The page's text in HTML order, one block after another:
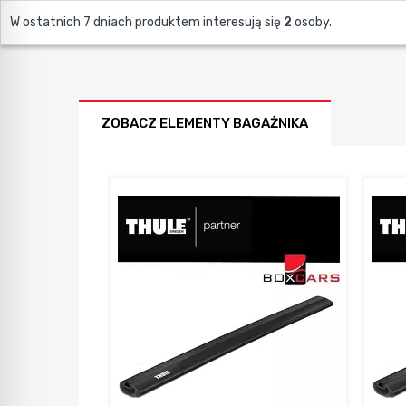
ZOBACZ ELEMENTY BAGAŻNIKA
W ostatnich 7 dniach produktem interesują się 2 osoby.